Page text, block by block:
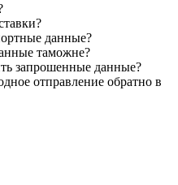
данные?
таможне?
запрошенные данные?
отправление обратно в